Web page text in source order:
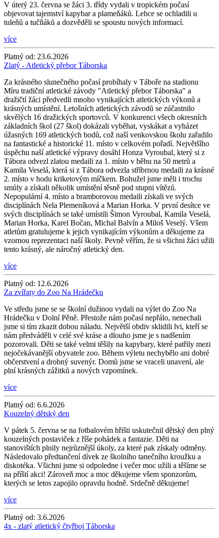
V úterý 23. června se žáci 3. třídy vydali v tropickém počasí
objevovat tajemství kapybar a plameňáků. Lehce se ochladili u
tuleňů a tučňáků a dozvěděli se spoustu nových informací.
více
Platný od: 23.6.2026
Zlatý - Atletický přebor Táborska
Za krásného slunečného počasí probíhaly v Táboře na stadionu
Míru tradiční atletické závody "Atletický přebor Táborska" a
dražičtí žáci předvedli mnoho vynikajících atletických výkonů a
krásných umístění. Letošních atletických závodů se zúčastnilo
skvělých 16 dražických sportovců. V konkurenci všech okresních
základních škol (27 škol) dokázali vyběhat, vyskákat a vyházet
úžasných 169 atletických bodů, což naší venkovskou školu zařadilo
na fantastické a historické 11. místo v celkovém pořadí. Největšího
úspěchu naší atletické výpravy dosáhl Honza Vyroubal, který si z
Tábora odvezl zlatou medaili za 1. místo v běhu na 50 metrů a
Kamila Veselá, která si z Tábora odvezla stříbrnou medaili za krásné
2. místo v hodu kriketovým míčkem. Bohužel jsme měli i trochu
smůly a získali několik umístění těsně pod stupni vítězů.
Nepopulární 4. místo a bramborovou medaili získali ve svých
disciplínách Nela Plemeníková a Marian Horka. V první desítce ve
svých disciplínách se také umístili Šimon Vyroubal, Kamila Veselá,
Marian Horka, Karel Bočan, Michal Balvín a Miloš Veselý. Všem
atletům gratulujeme k jejich vynikajícím výkonům a děkujeme za
vzornou reprezentaci naší školy. Pevně věřím, že si všichni žáci užili
tento krásný, ale náročný atletický den.
více
Platný od: 12.6.2026
Za zvířaty do Zoo Na Hrádečku
Ve středu jsme se se školní dužinou vydali na výlet do Zoo Na
Hrádečku v Dolní Pěně. Přestože nám počasí nepřálo, nenechali
jsme si tím zkazit dobou náladu. Největší obdiv sklidili lvi, kteří se
nám předváděli v celé své kráse a dlouho jsme je s nadšením
pozorovali. Děti se také velmi těšily na kapybary, které patřily mezi
nejočekávanější obyvatele zoo. Během výletu nechybělo ani dobré
občerstvení a drobný suvenýr. Domů jsme se vraceli unavení, ale
plní krásných zážitků a nových vzpomínek.
více
Platný od: 6.6.2026
Kouzelný dětský den
V pátek 5. června se na fotbalovém hřišti uskutečnil dětský den plný
kouzelných postaviček z říše pohádek a fantazie. Děti na
stanovištích plnily nejrůznější úkoly, za které pak získaly odměny.
Následovalo předtančení dívek ze školního tanečního kroužku a
diskotéka. Všichni jsme si odpoledne i večer moc užili a těšíme se
na příští akci! Zároveň moc a moc děkujeme všem sponzorům,
kterých se letos zapojilo opravdu hodně. Srdečně děkujeme!
více
Platný od: 3.6.2026
4x - zlatý atletický čtyřboj Táborska